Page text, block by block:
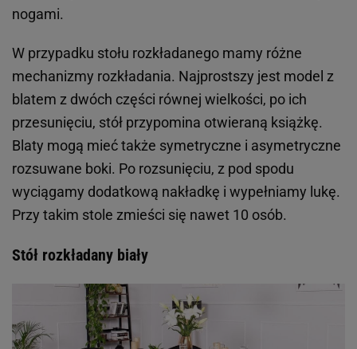
nogami.
W przypadku stołu rozkładanego mamy różne
mechanizmy rozkładania. Najprostszy jest model z
blatem z dwóch części równej wielkości, po ich
przesunięciu, stół przypomina otwieraną książkę.
Blaty mogą mieć także symetryczne i asymetryczne
rozsuwane boki. Po rozsunięciu, z pod spodu
wyciągamy dodatkową nakładkę i wypełniamy lukę.
Przy takim stole zmieści się nawet 10 osób.
Stół rozkładany biały